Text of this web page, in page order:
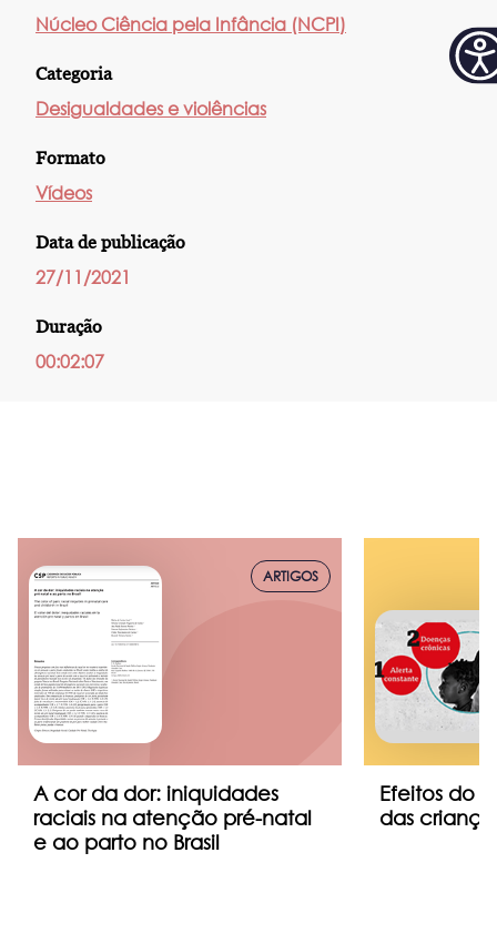
Núcleo Ciência pela Infância (NCPI)
Categoria
Desigualdades e violências
Formato
Vídeos
Data de publicação
27/11/2021
Duração
00:02:07
ARTIGOS
A cor da dor: iniquidades
raciais na atenção pré-natal
e ao parto no Brasil
Efeitos do
das